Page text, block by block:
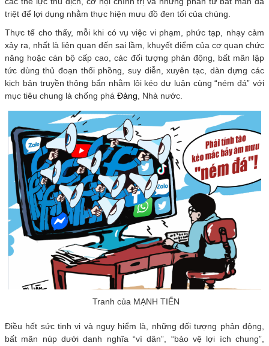
triệt để lợi dụng nhằm thực hiện mưu đồ đen tối của chúng.
Thực tế cho thấy, mỗi khi có vụ việc vi phạm, phức tạp, nhạy cảm
xảy ra, nhất là liên quan đến sai lầm, khuyết điểm của cơ quan chức
năng hoặc cán bộ cấp cao, các đối tượng phản động, bất mãn lập
tức dùng thủ đoạn thổi phồng, suy diễn, xuyên tạc, dàn dựng các
kịch bản truyền thông bẩn nhằm lôi kéo dư luận cùng “ném đá” với
mục tiêu chung là chống phá Đảng, Nhà nước.
Tranh của MẠNH TIẾN
Điều hết sức tinh vi và nguy hiểm là, những đối tượng phản động,
bất mãn núp dưới danh nghĩa “vì dân”, “bảo vệ lợi ích chung”,